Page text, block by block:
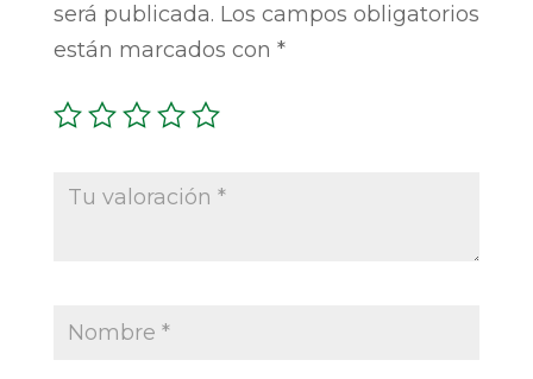
será publicada. Los campos obligatorios
están marcados con *